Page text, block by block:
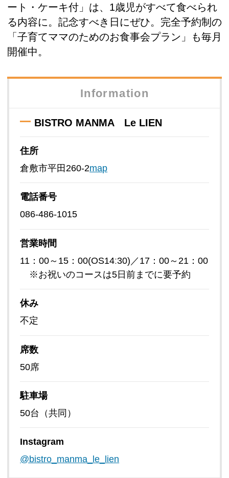
ート・ケーキ付」は、1歳児がすべて食べられ
る内容に。記念すべき日にぜひ。完全予約制の
「子育てママのためのお食事会プラン」も毎月
開催中。
Information
BISTRO MANMA Le LIEN
住所
倉敷市平田260-2map
電話番号
086-486-1015
営業時間
11：00～15：00(OS14ː30)／17：00～21：00
※お祝いのコースは5日前までに要予約
休み
不定
席数
50席
駐車場
50台（共同）
Instagram
@bistro_manma_le_lien